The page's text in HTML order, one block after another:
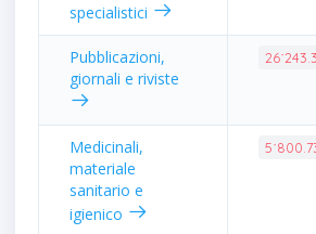
specialistici
Pubblicazioni,
giornali e riviste
Medicinali,
materiale
sanitario e
igienico